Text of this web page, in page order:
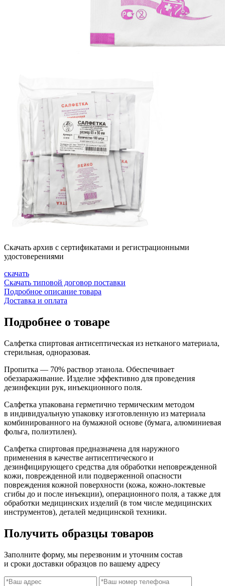
Скачать архив с сертификатами и регистрационными
удостоверениями
скачать
Скачать типовой договор поставки
Подробное описание товара
Доставка и оплата
Подробнее о товаре
Салфетка спиртовая антисептическая из нетканого материала,
стерильная, одноразовая.
Пропитка — 70% раствор этанола. Обеспечивает
обеззараживание. Изделие эффективно для проведения
дезинфекции рук, инъекционного поля.
Салфетка упакована герметично термическим методом
в индивидуальную упаковку изготовленную из материала
комбинированного на бумажной основе (бумага, алюминиевая
фольга, полиэтилен).
Салфетка спиртовая предназначена для наружного
применения в качестве антисептического и
дезинфицирующего средства для обработки неповрежденной
кожи, поврежденной или подверженной опасности
повреждения кожной поверхности (кожа, кожно-локтевые
сгибы до и после инъекции), операционного поля, а также для
обработки медицинских изделий (в том числе медицинских
инструментов), деталей медицинской техники.
Получить образцы товаров
Заполните форму, мы перезвоним и уточним состав
и сроки доставки образцов по вашему адресу